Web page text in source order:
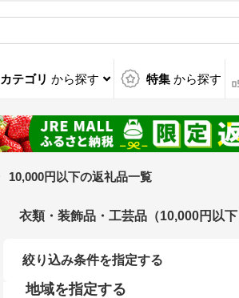
カテゴリ から探す 特集 から探す
10,000円以下の返礼品一覧
衣類・装飾品・工芸品（10,000円以
絞り込み条件を指定する
地域を指定する